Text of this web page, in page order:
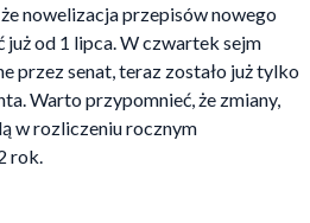
nowelizacja przepisów nowego
już od 1 lipca. W czwartek sejm
przez senat, teraz zostało już tylko
Warto przypomnieć, że zmiany,
w rozliczeniu rocznym
rok.